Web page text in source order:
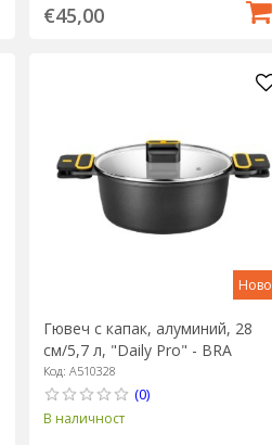
€45,00
Ново
Гювеч с капак, алуминий, 28
см/5,7 л, "Daily Pro" - BRA
Код: A510328
(0)
В наличност